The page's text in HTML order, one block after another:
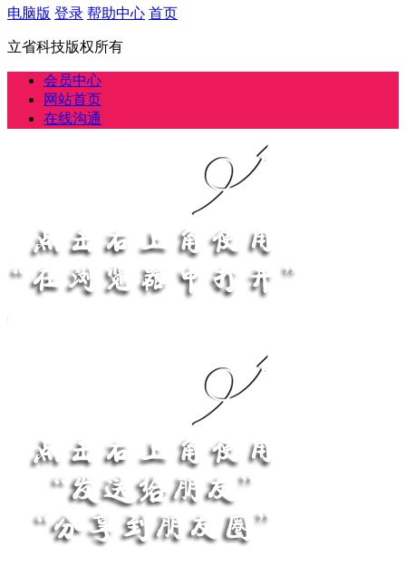
电脑版 登录 帮助中心 首页
立省科技版权所有
会员中心
网站首页
在线沟通